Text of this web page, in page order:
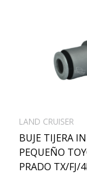
LAND CRUISER
BUJE TIJERA
PEQUEÑO
PRADO TX/FJ/